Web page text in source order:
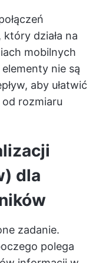
działa na
mobilnych
nie są
aby ułatwić
rozmiaru
dla
zadanie.
polega